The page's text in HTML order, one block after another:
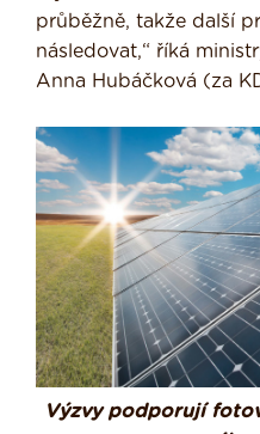
průběžně, takže další
následovat,“ říká
Anna Hubáčková (za
Výzvy podporují